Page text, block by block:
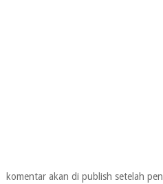
komentar akan di publish setelah